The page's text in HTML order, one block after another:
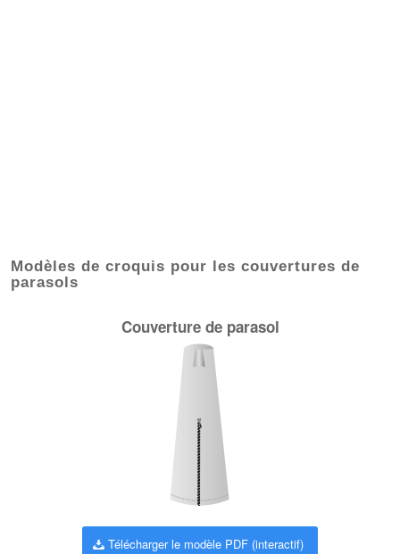
Modèles de croquis pour les couvertures de
parasols
Couverture de parasol
Télécharger le modèle PDF (interactif)